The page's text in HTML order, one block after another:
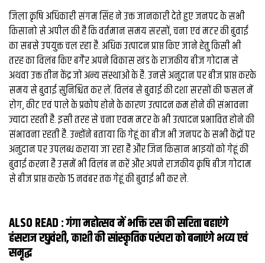
जिला कृषि अधिकारी संगम सिंह ने उक्त जानकारी देते हुए जनपद के सभी
किसानो से अपील की है कि वर्तमान समय सरसों, चना एवं मटर की बुवाई
का सबसे उपयुक्त चल रहा है. अधिक उत्पादन प्राप्त किए जाने हेतु किसी भी
तरह का विलंब किए बगैर अपने विकास खंड के राजकीय बीज गोदाम से
अथवा उक्त तीन केंद्र जो अन्य संस्थाओं के है. उनसे अनुदान पर बीज प्राप्त करके
समय से बुवाई सुनिश्चित कर लें. विलंब से बुवाई की दशा सरसों की फसल में
रोग, कीट एवं पाले के प्रकोप होने के कारण उत्पादन कम होने की संभावना
ज्यादा रहती है. इसी तरह से चना एवम मटर के भी उत्पादन प्रभावित होने की
संभावना रहती है. उन्होंने बताया कि गेहूं का बीज भी जनपद के सभी केंद्रों पर
अनुदान पर उपलब्ध कराया जा रहा है और जिन किसान भाइयों को गेहूं की
बुवाई करना है उसमें भी विलंब न करें और अपने राजकीय कृषि बीज गोदाम
से बीज प्राप्त करके 15 नवंबर तक गेहूं की बुवाई भी कर ले.
ALSO READ :गंगा महोत्सव में भक्ति रस की सरिता बहाएंगे
हंसराज रघुवंशी, काशी की सांस्कृतिक परंपरा को बनाएंगे भव्य एवं
समृद्ध